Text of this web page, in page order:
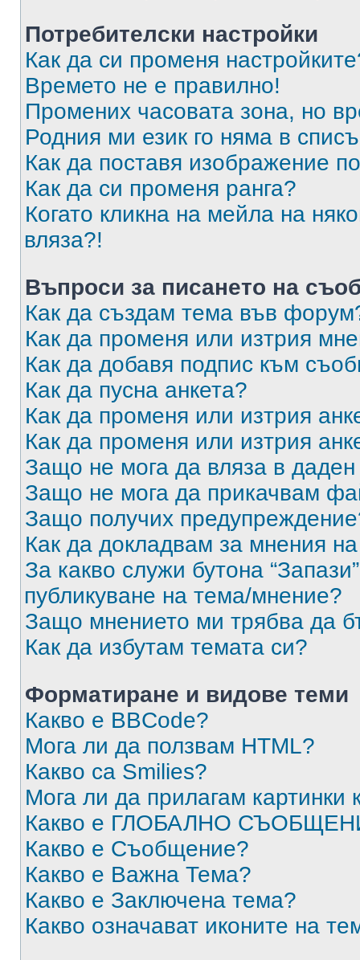
Потребителски настройки
Как да си променя
Времето не е правилно!
Промених часовата зона, но
Родния ми език го няма в
Как да поставя изображение
Как да си променя ранга?
Когато кликна на мейла на
вляза?!
Въпроси за писането на
Как да създам тема във
Как да променя или изтрия
Как да добавя подпис към
Как да пусна анкета?
Как да променя или изтрия
Как да променя или изтрия
Защо не мога да вляза в
Защо не мога да прикачвам
Защо получих
Как да докладвам за мнения
За какво служи бутона
публикуване на тема/мнение?
Защо мнението ми трябва да
Как да избутам темата си?
Форматиране и видове теми
Какво е BBCode?
Мога ли да ползвам HTML?
Какво са Smilies?
Мога ли да прилагам
Какво е ГЛОБАЛНО
Какво е Съобщение?
Какво е Важна Тема?
Какво е Заключена тема?
Какво означават иконите на